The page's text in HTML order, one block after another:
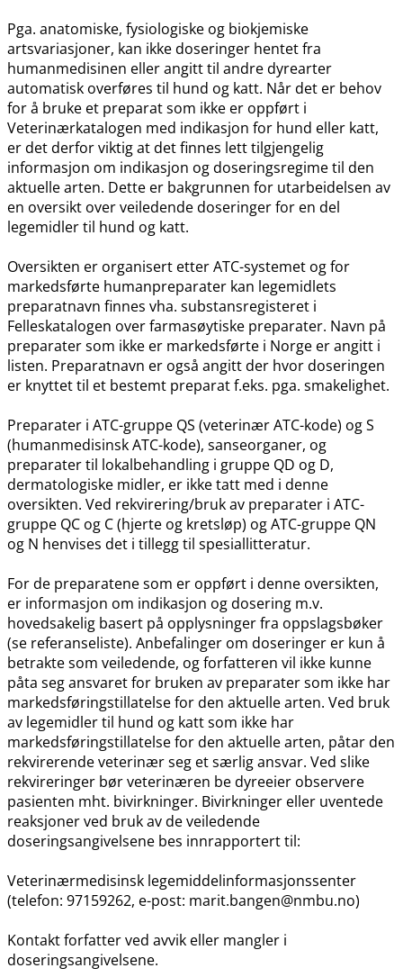
Pga. anatomiske, fysiologiske og biokjemiske
artsvariasjoner, kan ikke doseringer hentet fra
humanmedisinen eller angitt til andre dyrearter
automatisk overføres til hund og katt. Når det er behov
for å bruke et preparat som ikke er oppført i
Veterinærkatalogen med indikasjon for hund eller katt,
er det derfor viktig at det finnes lett tilgjengelig
informasjon om indikasjon og doseringsregime til den
aktuelle arten. Dette er bakgrunnen for utarbeidelsen av
en oversikt over veiledende doseringer for en del
legemidler til hund og katt.
Oversikten er organisert etter ATC-systemet og for
markedsførte humanpreparater kan legemidlets
preparatnavn finnes vha. substansregisteret i
Felleskatalogen over farmasøytiske preparater. Navn på
preparater som ikke er markedsførte i Norge er angitt i
listen. Preparatnavn er også angitt der hvor doseringen
er knyttet til et bestemt preparat f.eks. pga. smakelighet.
Preparater i ATC-gruppe QS (veterinær ATC-kode) og S
(humanmedisinsk ATC-kode), sanseorganer, og
preparater til lokalbehandling i gruppe QD og D,
dermatologiske midler, er ikke tatt med i denne
oversikten. Ved rekvirering​/​bruk av preparater i ATC-
gruppe QC og C (hjerte og kretsløp) og ATC-gruppe QN
og N henvises det i tillegg til spesiallitteratur.
For de preparatene som er oppført i denne oversikten,
er informasjon om indikasjon og dosering m.v.
hovedsakelig basert på opplysninger fra oppslagsbøker
(se referanseliste). Anbefalinger om doseringer er kun å
betrakte som veiledende, og forfatteren vil ikke kunne
påta seg ansvaret for bruken av preparater som ikke har
markedsføringstillatelse for den aktuelle arten. Ved bruk
av legemidler til hund og katt som ikke har
markedsføringstillatelse for den aktuelle arten, påtar den
rekvirerende veterinær seg et særlig ansvar. Ved slike
rekvireringer bør veterinæren be dyreeier observere
pasienten mht. bivirkninger. Bivirkninger eller uventede
reaksjoner ved bruk av de veiledende
doseringsangivelsene bes innrapportert til:
Veterinærmedisinsk legemiddelinformasjonssenter
(telefon: 97159262, e-post: marit.bangen@nmbu.no)
Kontakt forfatter ved avvik eller mangler i
doseringsangivelsene.